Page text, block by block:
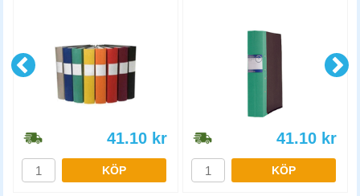
41.10 kr
KÖP
41.10 kr
KÖP